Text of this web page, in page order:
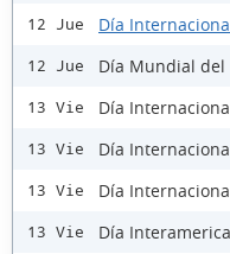
12 Jue Día
12 Jue Día Mundial
13 Vie Día
13 Vie Día
13 Vie Día
13 Vie Día